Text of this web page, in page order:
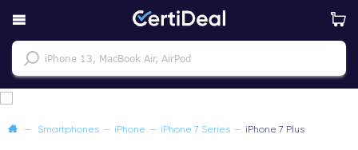
— Smartphones — iPhone — iPhone 7 Series — iPhone 7 Plus